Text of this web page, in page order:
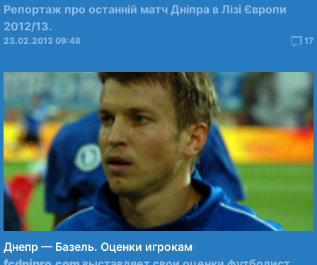
Репортаж про останній матч Дніпра в Лізі Європи
2012/13.
23.02.2013 09:48 17
Днепр — Базель. Оценки игрокам